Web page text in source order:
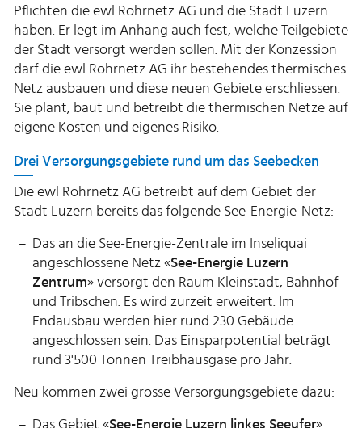
Pflichten die ewl Rohrnetz AG und die Stadt Luzern
haben. Er legt im Anhang auch fest, welche Teilgebiete
der Stadt versorgt werden sollen. Mit der Konzession
darf die ewl Rohrnetz AG ihr bestehendes thermisches
Netz ausbauen und diese neuen Gebiete erschliessen.
Sie plant, baut und betreibt die thermischen Netze auf
eigene Kosten und eigenes Risiko.
Drei Versorgungsgebiete rund um das Seebecken
Die ewl Rohrnetz AG betreibt auf dem Gebiet der
Stadt Luzern bereits das folgende See-Energie-Netz:
Das an die See-Energie-Zentrale im Inseliquai
angeschlossene Netz «See-Energie Luzern
Zentrum» versorgt den Raum Kleinstadt, Bahnhof
und Tribschen. Es wird zurzeit erweitert. Im
Endausbau werden hier rund 230 Gebäude
angeschlossen sein. Das Einsparpotential beträgt
rund 3'500 Tonnen Treibhausgase pro Jahr.
Neu kommen zwei grosse Versorgungsgebiete dazu:
Das Gebiet «See-Energie Luzern linkes Seeufer»